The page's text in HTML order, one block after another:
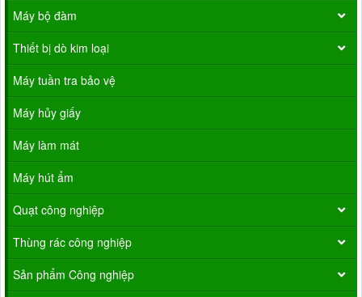
Máy bộ đàm
Thiết bị dò kim loại
Máy tuần tra bảo vệ
Máy hủy giấy
Máy làm mát
Máy hút ẩm
Quạt công nghiệp
Thùng rác công nghiệp
Sản phẩm Công nghiệp